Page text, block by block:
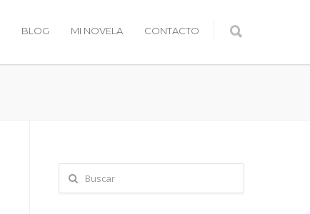
BLOG MI NOVELA CONTACTO